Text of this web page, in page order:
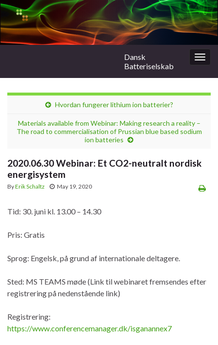
Dansk
Batteriselskab
Hvordan fungerer lithium ion batterier?
Materials available from Webinar: Making research a reality –
The road to commercialisation of Prussian blue based sodium
ion batteries
2020.06.30 Webinar: Et CO2-neutralt nordisk
energisystem
ByErik Schaltz May 19, 2020
Tid: 30. juni kl. 13.00 – 14.30
Pris: Gratis
Sprog: Engelsk, på grund af internationale deltagere.
Sted: MS TEAMS møde (Link til webinaret fremsendes efter
registrering på nedenstående link)
Registrering:
https://www.conferencemanager.dk/isganannex7